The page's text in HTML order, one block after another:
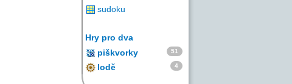
sudoku
Hry pro dva
piškvorky
51
lodě 4